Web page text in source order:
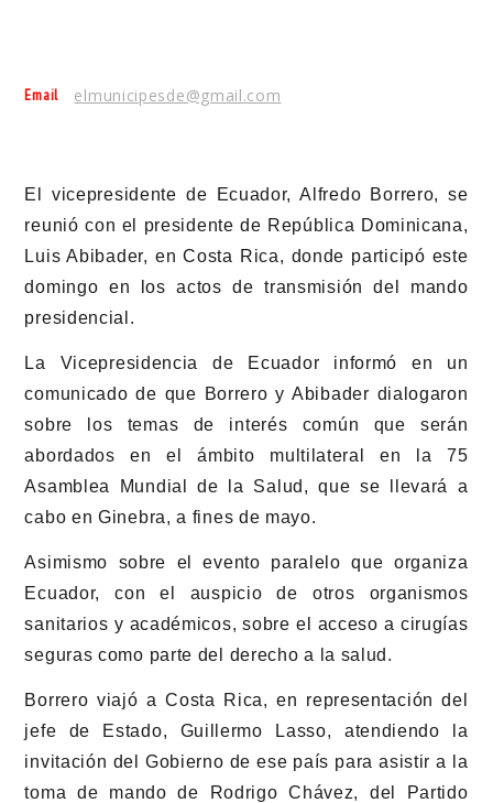
Email elmunicipesde@gmail.com
El vicepresidente de Ecuador, Alfredo Borrero, se
reunió con el presidente de República Dominicana,
Luis Abibader, en Costa Rica, donde participó este
domingo en los actos de transmisión del mando
presidencial.
La Vicepresidencia de Ecuador informó en un
comunicado de que Borrero y Abibader dialogaron
sobre los temas de interés común que serán
abordados en el ámbito multilateral en la 75
Asamblea Mundial de la Salud, que se llevará a
cabo en Ginebra, a fines de mayo.
Asimismo sobre el evento paralelo que organiza
Ecuador, con el auspicio de otros organismos
sanitarios y académicos, sobre el acceso a cirugías
seguras como parte del derecho a la salud.
Borrero viajó a Costa Rica, en representación del
jefe de Estado, Guillermo Lasso, atendiendo la
invitación del Gobierno de ese país para asistir a la
toma de mando de Rodrigo Chávez, del Partido